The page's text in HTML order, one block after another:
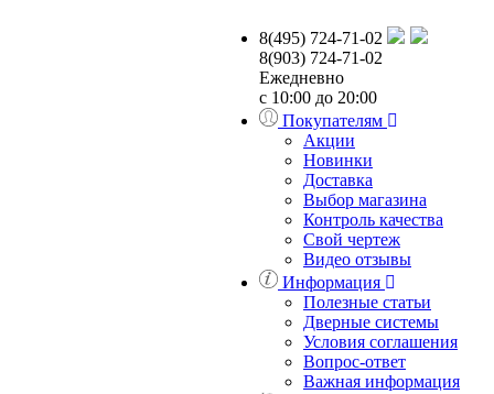
8(495) 724-71-02
8(903) 724-71-02
Ежедневно
с 10:00 до 20:00
Покупателям
Акции
Новинки
Доставка
Выбор магазина
Контроль качества
Свой чертеж
Видео отзывы
Информация
Полезные статьи
Дверные системы
Условия соглашения
Вопрос-ответ
Важная информация